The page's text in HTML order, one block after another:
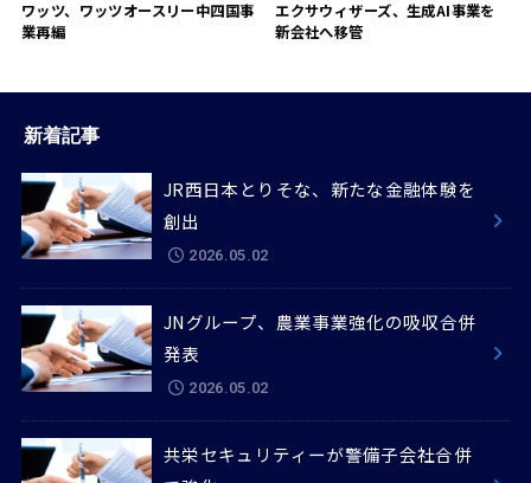
ワッツ、ワッツオースリー中四国事
業再編
エクサウィザーズ、生成AI事業を
新会社へ移管
新着記事
JR西日本とりそな、新たな金融体験を
創出
2026.05.02
JNグループ、農業事業強化の吸収合併
発表
2026.05.02
共栄セキュリティーが警備子会社合併